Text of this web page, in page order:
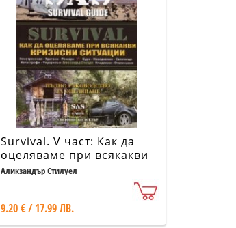
Survival. V част: Как да
оцеляваме при всякакви
кризисни ситуации
(Пълно ръководство за
Аликзандър Стилуел
9.20 € / 17.99 ЛВ.